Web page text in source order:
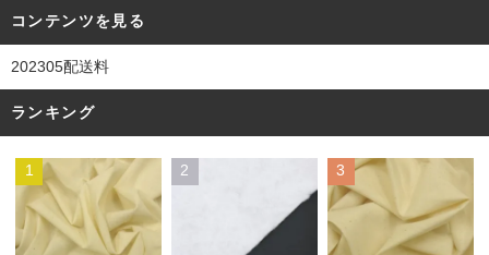
コンテンツを見る
202305配送料
ランキング
1 2 3